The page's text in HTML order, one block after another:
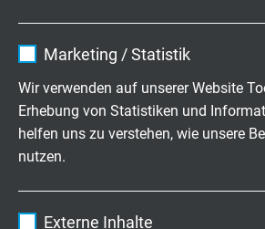
Laufzeit 1 Jahr
Marketing / Statistik
Wir verwenden auf unserer Website
Erhebung von Statistiken und
helfen uns zu verstehen, wie unsere
nutzen.
Externe Inhalte
ETK Schnittstellenkabel
mit beidseitig 4-poligem Lemo